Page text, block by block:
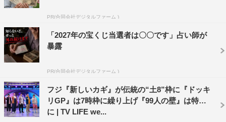
©フジテレビ
せいや 小池栄子 小西真奈美
粗品 霜降り明星
PR(合同会社デジタルファーム )
「2027年の宝くじ当選者は〇〇です」占い師が
暴露
PR(合同会社デジタルファーム )
フジ『新しいカギ』が伝統の“土8”枠に『ドッキ
リGP』は7時枠に繰り上げ『99人の壁』は特番
に | TV LIFE we...